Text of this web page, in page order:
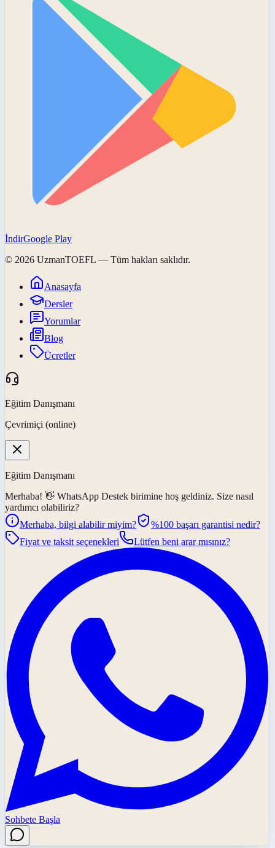
İndirGoogle Play
© 2026 UzmanTOEFL — Tüm hakları saklıdır.
Anasayfa
Dersler
Yorumlar
Blog
Ücretler
Eğitim Danışmanı
Çevrimiçi (online)
Eğitim Danışmanı
Merhaba! 👋 WhatsApp Destek birimine hoş geldiniz. Size nasıl
yardımcı olabiliriz?
Merhaba, bilgi alabilir miyim?
%100 başarı garantisi nedir?
Fiyat ve taksit seçenekleri
Lütfen beni arar mısınız?
Sohbete Başla